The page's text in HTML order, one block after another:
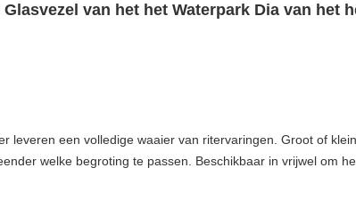
van het het Waterpark Dia van het
leveren een volledige waaier van ritervaringen. Groot of
welke begroting te passen. Beschikbaar in vrijwel om